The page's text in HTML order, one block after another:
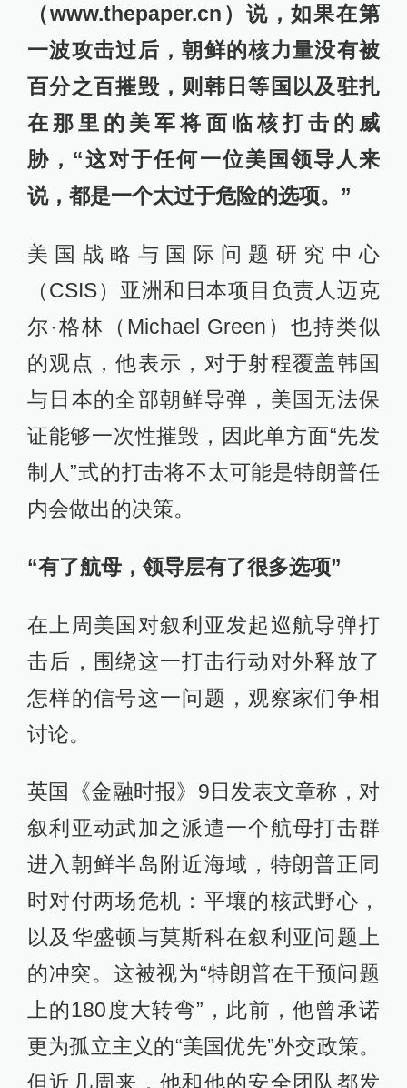
（www.thepaper.cn）说，如果在第
一波攻击过后，朝鲜的核力量没有被
百分之百摧毁，则韩日等国以及驻扎
在那里的美军将面临核打击的威
胁，“这对于任何一位美国领导人来
说，都是一个太过于危险的选项。”
美国战略与国际问题研究中心
（CSIS）亚洲和日本项目负责人迈克
尔·格林（Michael Green）也持类似
的观点，他表示，对于射程覆盖韩国
与日本的全部朝鲜导弹，美国无法保
证能够一次性摧毁，因此单方面“先发
制人”式的打击将不太可能是特朗普任
内会做出的决策。
“有了航母，领导层有了很多选项”
在上周美国对叙利亚发起巡航导弹打
击后，围绕这一打击行动对外释放了
怎样的信号这一问题，观察家们争相
讨论。
英国《金融时报》9日发表文章称，对
叙利亚动武加之派遣一个航母打击群
进入朝鲜半岛附近海域，特朗普正同
时对付两场危机：平壤的核武野心，
以及华盛顿与莫斯科在叙利亚问题上
的冲突。这被视为“特朗普在干预问题
上的180度大转弯”，此前，他曾承诺
更为孤立主义的“美国优先”外交政策。
但近几周来，他和他的安全团队都发